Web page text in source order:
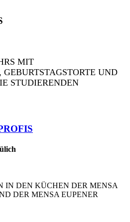
MIT
UND
STUDIERENDEN
IN DEN KÜCHEN DER MENSA
DER MENSA EUPENER